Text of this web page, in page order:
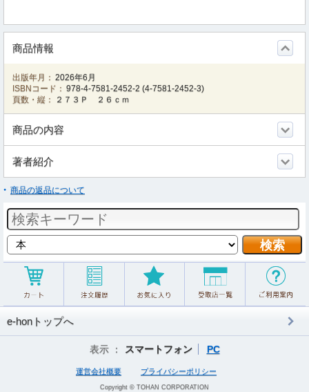
商品情報
出版年月： 2026年6月
ISBNコード： 978-4-7581-2452-2 (4-7581-2452-3)
頁数・縦：
２７３Ｐ ２６ｃｍ
商品の内容
著者紹介
商品の返品について
e-honトップへ
表示 ： スマートフォン PC
運営会社概要 プライバシーポリシー
Copyright © TOHAN CORPORATION